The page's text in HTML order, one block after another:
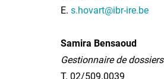
E. s.hovart@ibr-ire.be
Samira Bensaoud
Gestionnaire de dossiers
T. 02/509.0039